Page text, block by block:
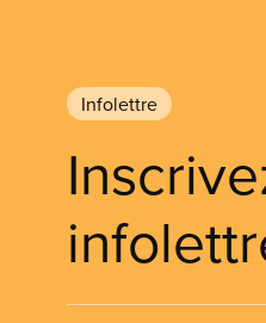
Infolettre